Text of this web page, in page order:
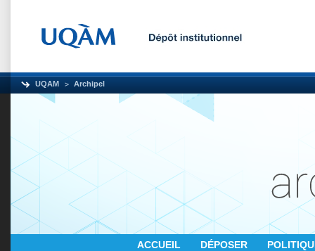
UQAM Archipel
ACCUEIL DÉPOSER